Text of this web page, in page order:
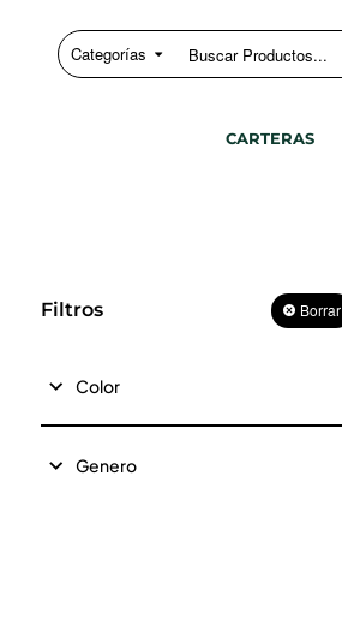
Categorías
Buscar
Productos...
CARTERAS
Filtros Borrar
Color
Genero